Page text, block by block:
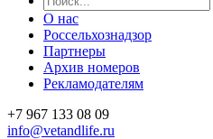
О нас
Россельхознадзор
Партнеры
Архив номеров
Рекламодателям
+7 967 133 08 09
info@vetandlife.ru